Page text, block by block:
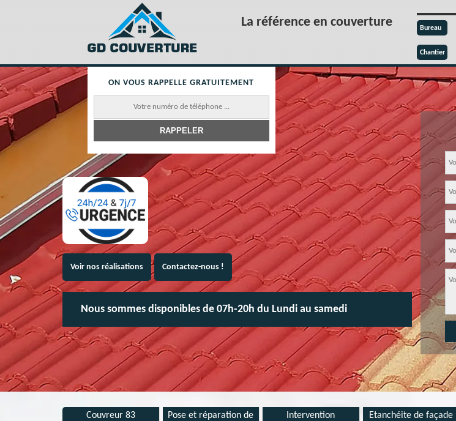
La référence en couverture Bureau
Chantier
Voir nos réalisations Contactez-nous !
Nous sommes disponibles de 07h-20h du Lundi au samedi
ON VOUS RAPPELLE GRATUITEMENT
Couvreur 83
Pose et réparation de
Intervention
Etanchéite de façade